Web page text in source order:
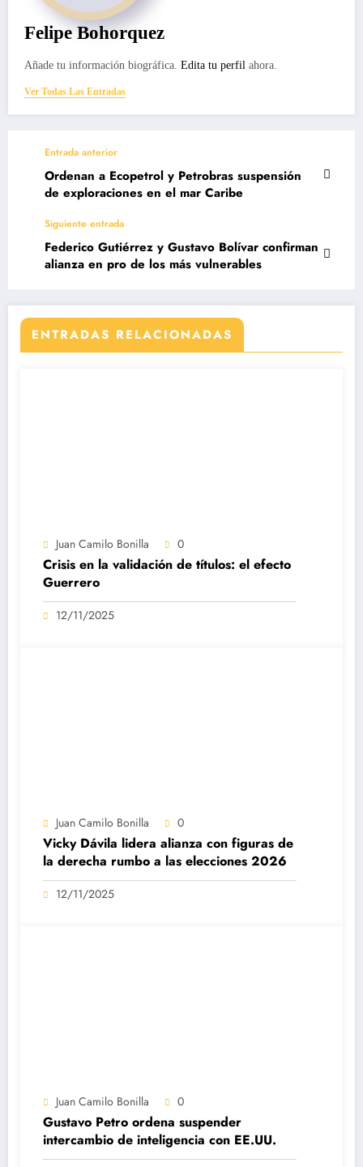
Felipe Bohorquez
Añade tu información biográfica. Edita tu perfil ahora.
Ver Todas Las Entradas
Entrada anterior
Ordenan a Ecopetrol y Petrobras suspensión
de exploraciones en el mar Caribe
Siguiente entrada
Federico Gutiérrez y Gustavo Bolívar confirman
alianza en pro de los más vulnerables
ENTRADAS RELACIONADAS
Juan Camilo Bonilla 0
Crisis en la validación de títulos: el efecto
Guerrero
12/11/2025
Juan Camilo Bonilla 0
Vicky Dávila lidera alianza con figuras de
la derecha rumbo a las elecciones 2026
12/11/2025
Juan Camilo Bonilla 0
Gustavo Petro ordena suspender
intercambio de inteligencia con EE.UU.